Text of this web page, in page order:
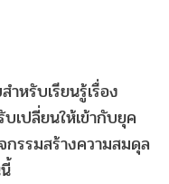
หรับเรียนรู้เรื่อง
เปลี่ยนให้เข้ากับยุค
รรมสร้างความสมดุล